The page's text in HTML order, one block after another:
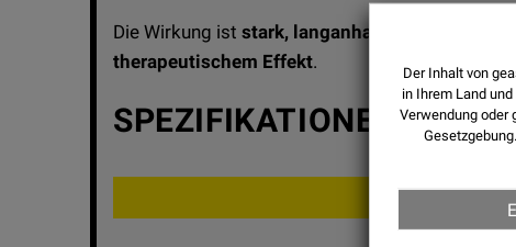
Die Wirkung ist stark, langanhaltend und
therapeutischem Effekt.
SPEZIFIKATIONEN
Der Inhalt von
in Ihrem Land
Verwendung oder